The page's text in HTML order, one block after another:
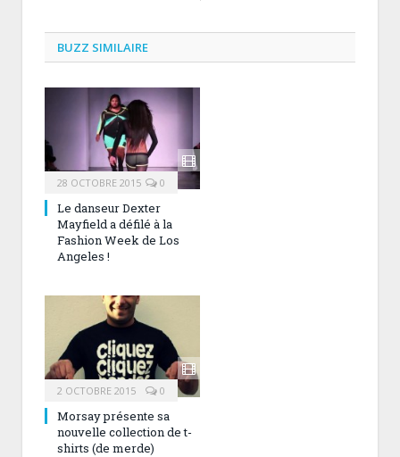
BUZZ SIMILAIRE
28 OCTOBRE 2015 0
Le danseur Dexter
Mayfield a défilé à la
Fashion Week de Los
Angeles !
2 OCTOBRE 2015 0
Morsay présente sa
nouvelle collection de t-
shirts (de merde)